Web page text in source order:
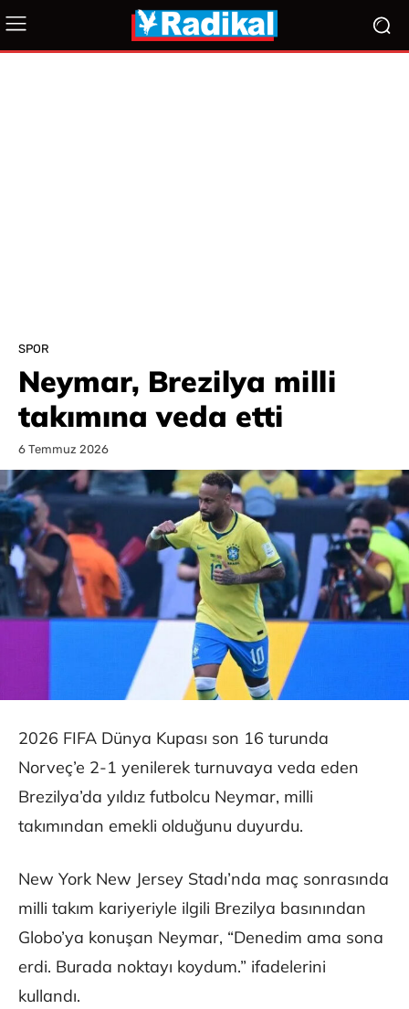
SPOR
Neymar, Brezilya milli
takımına veda etti
6 Temmuz 2026
2026 FIFA Dünya Kupası son 16 turunda
Norveç’e 2-1 yenilerek turnuvaya veda eden
Brezilya’da yıldız futbolcu Neymar, milli
takımından emekli olduğunu duyurdu.
New York New Jersey Stadı’nda maç sonrasında
milli takım kariyeriyle ilgili Brezilya basınından
Globo’ya konuşan Neymar, “Denedim ama sona
erdi. Burada noktayı koydum.” ifadelerini
kullandı.